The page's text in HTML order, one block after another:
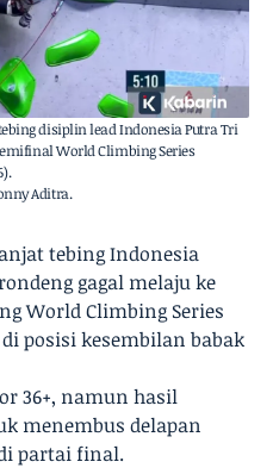
disiplin lead Indonesia Putra Tri
World Climbing Series
Aditra.
tebing Indonesia
gagal melaju ke
World Climbing Series
posisi kesembilan babak
36+, namun hasil
menembus delapan
partai final.